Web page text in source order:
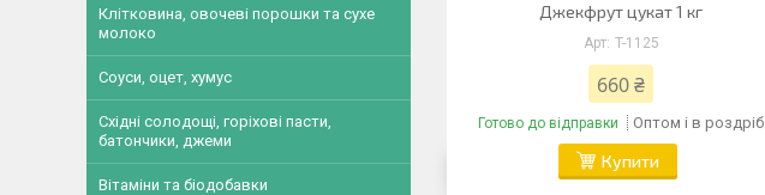
Джекфрут цукат 1 кг
T-1125
660 ₴
Готово до відправки Оптом і в роздріб
Купити
Клітковина, овочеві порошки та сухе
молоко
Соуси, оцет, хумус
Східні солодощі, горіхові пасти,
батончики, джеми
Вітаміни та біодобавки